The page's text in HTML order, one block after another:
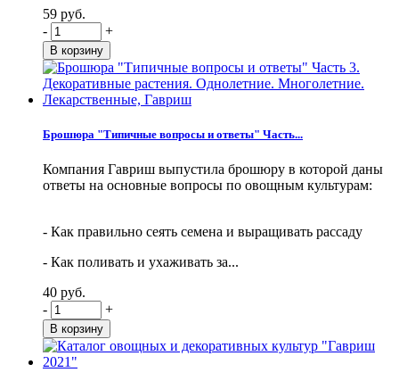
59 руб.
-
+
Брошюра "Типичные вопросы и ответы" Часть...
Компания Гавриш выпустила брошюру в которой даны
ответы на основные вопросы по овощным культурам:
- Как правильно сеять семена и выращивать рассаду
- Как поливать и ухаживать за...
40 руб.
-
+